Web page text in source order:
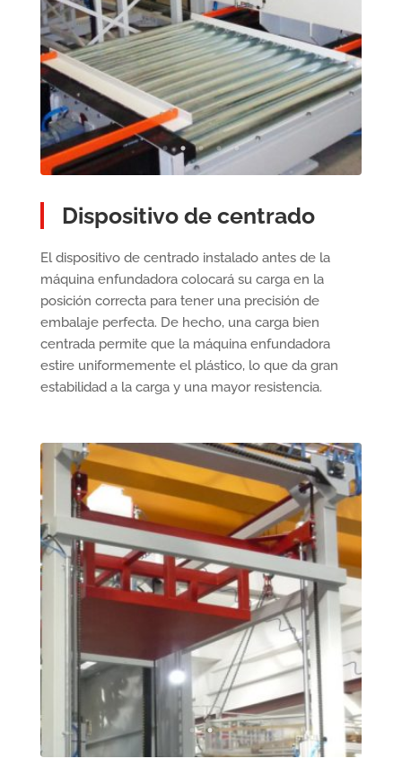
Dispositivo de centrado
El dispositivo de centrado instalado antes de la
máquina enfundadora colocará su carga en la
posición correcta para tener una precisión de
embalaje perfecta. De hecho, una carga bien
centrada permite que la máquina enfundadora
estire uniformemente el plástico, lo que da gran
estabilidad a la carga y una mayor resistencia.